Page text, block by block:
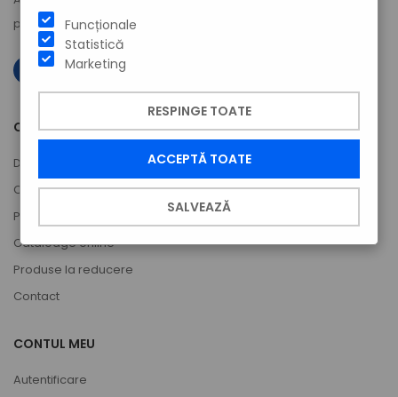
pentru reduceri instant.
COMPANIA
Despre noi
Cont de utilizator
Partener Titano
Cataloage online
Produse la reducere
Contact
CONTUL MEU
Autentificare
Funcționale
Statistică
Marketing
RESPINGE TOATE
ACCEPTĂ TOATE
SALVEAZĂ